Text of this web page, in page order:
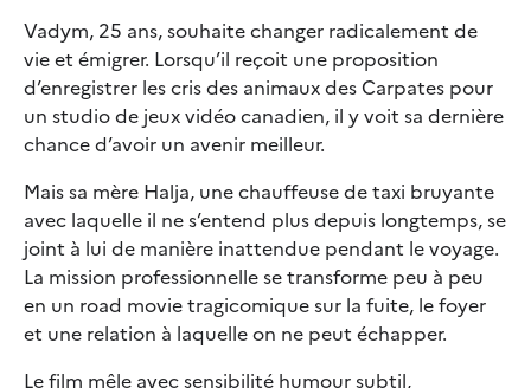
Vadym, 25 ans, souhaite changer radicalement de
vie et émigrer. Lorsqu’il reçoit une proposition
d’enregistrer les cris des animaux des Carpates pour
un studio de jeux vidéo canadien, il y voit sa dernière
chance d’avoir un avenir meilleur.
Mais sa mère Halja, une chauffeuse de taxi bruyante
avec laquelle il ne s’entend plus depuis longtemps, se
joint à lui de manière inattendue pendant le voyage.
La mission professionnelle se transforme peu à peu
en un road movie tragicomique sur la fuite, le foyer
et une relation à laquelle on ne peut échapper.
Le film mêle avec sensibilité humour subtil,